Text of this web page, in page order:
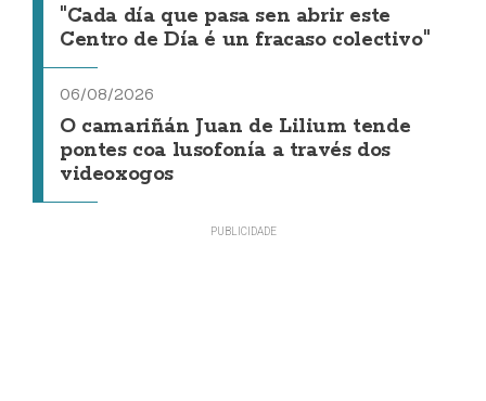
"Cada día que pasa sen abrir este
Centro de Día é un fracaso colectivo"
06/08/2026
O camariñán Juan de Lilium tende
pontes coa lusofonía a través dos
videoxogos